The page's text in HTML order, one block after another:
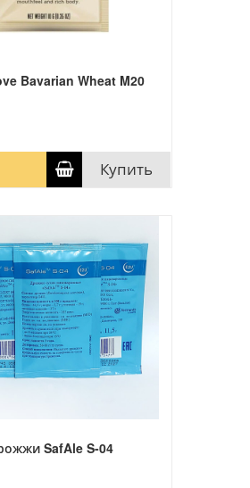
Bavarian Wheat M20
Купить
SafAle S-04